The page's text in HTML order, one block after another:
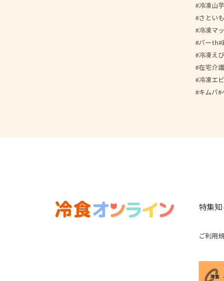
冷凍山
さといも
冷凍マ
パーth
冷凍え
在宅介護
冷凍エ
キムパ
特集
ご利用